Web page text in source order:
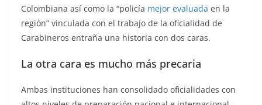
Colombiana así como la “policía mejor evaluada en la
región” vinculada con el trabajo de la oficialidad de
Carabineros entraña una historia con dos caras.
La otra cara es mucho más precaria
Ambas instituciones han consolidado oficialidades con